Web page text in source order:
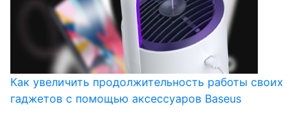
Как увеличить продолжительность работы своих
гаджетов с помощью аксессуаров Baseus